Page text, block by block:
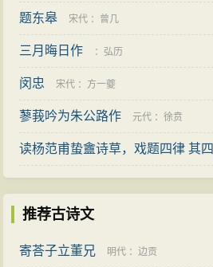
题东皋 宋代 ： 曾几
三月晦日作 ： 弘历
闵忠 宋代 ： 方一夔
蓼莪吟为朱公路作 元代 ：徐贲
读杨范甫蛰盦诗草，戏题四律 其四
推荐古诗文
寄荅子立董兄 明代 ：边贡